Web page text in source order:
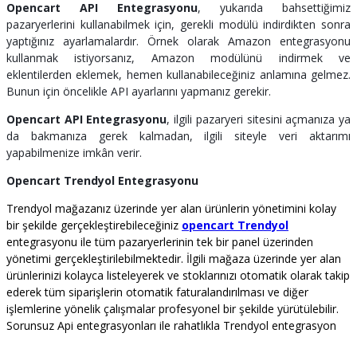
Opencart API Entegrasyonu, yukarıda bahsettiğimiz
pazaryerlerini kullanabilmek için, gerekli modülü indirdikten sonra
yaptığınız ayarlamalardır. Örnek olarak Amazon entegrasyonu
kullanmak istiyorsanız, Amazon modülünü indirmek ve
eklentilerden eklemek, hemen kullanabileceğiniz anlamına gelmez.
Bunun için öncelikle API ayarlarını yapmanız gerekir.
Opencart API Entegrasyonu, ilgili pazaryeri sitesini açmanıza ya
da bakmanıza gerek kalmadan, ilgili siteyle veri aktarımı
yapabilmenize imkân verir.
Opencart Trendyol Entegrasyonu
Trendyol mağazanız üzerinde yer alan ürünlerin yönetimini kolay
bir şekilde gerçekleştirebileceğiniz opencart Trendyol
entegrasyonu ile tüm pazaryerlerinin tek bir panel üzerinden
yönetimi gerçekleştirilebilmektedir. İlgili mağaza üzerinde yer alan
ürünlerinizi kolayca listeleyerek ve stoklarınızı otomatik olarak takip
ederek tüm siparişlerin otomatik faturalandırılması ve diğer
işlemlerine yönelik çalışmalar profesyonel bir şekilde yürütülebilir.
Sorunsuz Api entegrasyonları ile rahatlıkla Trendyol entegrasyon